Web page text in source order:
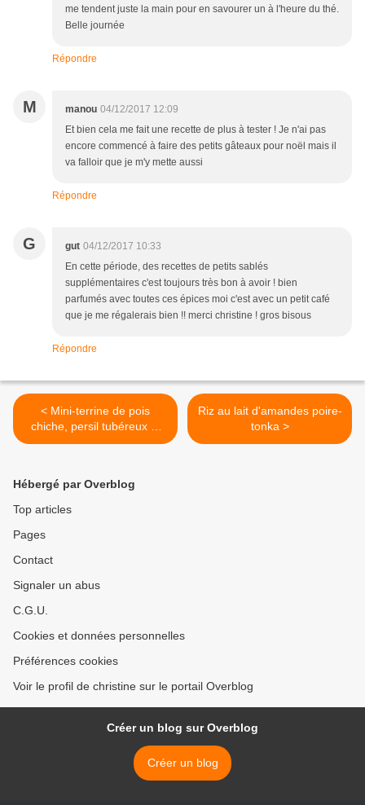
me tendent juste la main pour en savourer un à l'heure du thé.
Belle journée
Répondre
M manou 04/12/2017 12:09
Et bien cela me fait une recette de plus à tester ! Je n'ai pas
encore commencé à faire des petits gâteaux pour noël mais il
va falloir que je m'y mette aussi
Répondre
G gut 04/12/2017 10:33
En cette période, des recettes de petits sablés
supplémentaires c'est toujours très bon à avoir ! bien
parfumés avec toutes ces épices moi c'est avec un petit café
que je me régalerais bien !! merci christine ! gros bisous
Répondre
< Mini-terrine de pois
chiche, persil tubéreux et
gingembre frais
Riz au lait d'amandes poire-
tonka >
Hébergé par Overblog
Top articles
Pages
Contact
Signaler un abus
C.G.U.
Cookies et données personnelles
Préférences cookies
Voir le profil de christine sur le portail Overblog
Créer un blog sur Overblog
Créer un blog